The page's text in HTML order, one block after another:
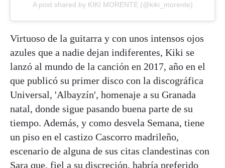
A post shared by KIKI MORENTE (@kiki_morente)
Virtuoso de la guitarra y con unos intensos ojos
azules que a nadie dejan indiferentes, Kiki se
lanzó al mundo de la canción en 2017, año en el
que publicó su primer disco con la discográfica
Universal, 'Albayzín', homenaje a su Granada
natal, donde sigue pasando buena parte de su
tiempo. Además, y como desvela Semana, tiene
un piso en el castizo Cascorro madrileño,
escenario de alguna de sus citas clandestinas con
Sara que, fiel a su discreción, habría preferido